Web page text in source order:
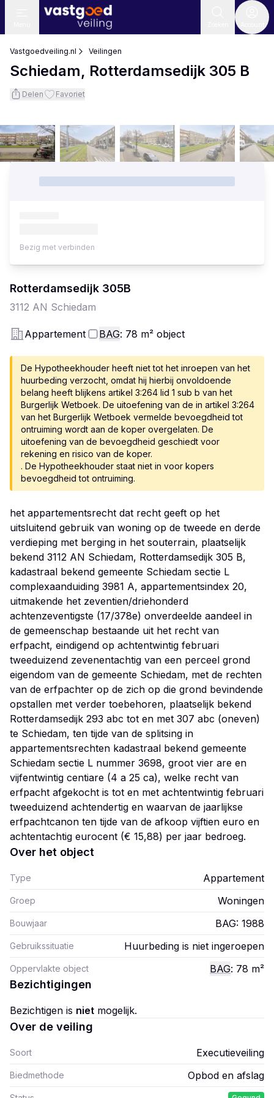
Vastgoedveiling.nl Veilingen
Schiedam, Rotterdamsedijk 305 B
Delen Favoriet
Rotterdamsedijk 305B
3112 AN Schiedam
Appartement BAG: 78 m² object
De Hypotheekhouder heeft niet tot het inroepen van het
huurbeding verzocht, omdat hij hierbij onvoldoende
belang heeft blijkens artikel 3:264 lid 1 sub b van het
Burgerlijk Wetboek. De uitoefening van de in artikel 3:264
van het Burgerlijk Wetboek vermelde bevoegdheid tot
ontruiming wordt aan de koper overgelaten. De
uitoefening van de bevoegdheid geschiedt voor
rekening en risico van de koper.
. De Hypotheekhouder staat niet in voor kopers
bevoegdheid tot ontruiming.
het appartementsrecht dat recht geeft op het
uitsluitend gebruik van woning op de tweede en derde
verdieping met berging in het souterrain, plaatselijk
bekend 3112 AN Schiedam, Rotterdamsedijk 305 B,
kadastraal bekend gemeente Schiedam sectie L
complexaanduiding 3981 A, appartementsindex 20,
uitmakende het zeventien/driehonderd
achtenzeventigste (17/378e) onverdeelde aandeel in
de gemeenschap bestaande uit het recht van
erfpacht, eindigend op achtentwintig februari
tweeduizend zevenentachtig van een perceel grond
eigendom van de gemeente Schiedam, met de rechten
van de erfpachter op de zich op die grond bevindende
opstallen met verder toebehoren, plaatselijk bekend
Rotterdamsedijk 293 abc tot en met 307 abc (oneven)
te Schiedam, ten tijde van de splitsing in
appartementsrechten kadastraal bekend gemeente
Schiedam sectie L nummer 3698, groot vier are en
vijfentwintig centiare (4 a 25 ca), welke recht van
erfpacht afgekocht is tot en met achtentwintig februari
tweeduizend achtendertig en waarvan de jaarlijkse
erfpachtcanon ten tijde van de afkoop vijftien euro en
achtentachtig eurocent (€ 15,88) per jaar bedroeg.
Over het object
Type Appartement
Groep Woningen
Bouwjaar BAG: 1988
Gebruikssituatie Huurbeding is niet ingeroepen
Oppervlakte object BAG: 78 m²
Bezichtigingen
Bezichtigen is niet mogelijk.
Over de veiling
Soort Executieveiling
Biedmethode Opbod en afslag
Bezig met verbinden